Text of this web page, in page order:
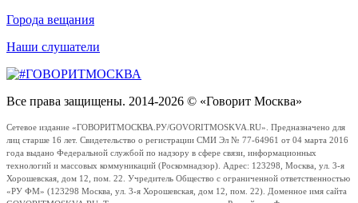
Города вещания
Наши слушатели
Все права защищены. 2014-2026 © «Говорит Москва»
Сетевое издание «ГОВОРИТМОСКВА.РУ/GOVORITMOSKVA.RU». Предназначено для
лиц старше 16 лет. Свидетельство о регистрации СМИ Эл № 77-64961 от 04 марта 2016
года выдано Федеральной службой по надзору в сфере связи, информационных
технологий и массовых коммуникаций (Роскомнадзор). Адрес: 123298, Москва, ул. 3-я
Хорошевская, дом 12, пом. 22. Учредитель Общество с ограниченной ответственностью
«РУ ФМ» (123298 Москва, ул. 3-я Хорошевская, дом 12, пом. 22). Доменное имя сайта